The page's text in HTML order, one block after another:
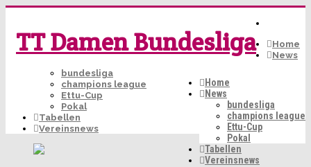
TT Damen Bundesliga
Home
News
bundesliga
champions league
Ettu-Cup
Pokal
Tabellen
Vereinsnews
Home
News
bundesliga
champions league
Ettu-Cup
Pokal
Tabellen
Vereinsnews